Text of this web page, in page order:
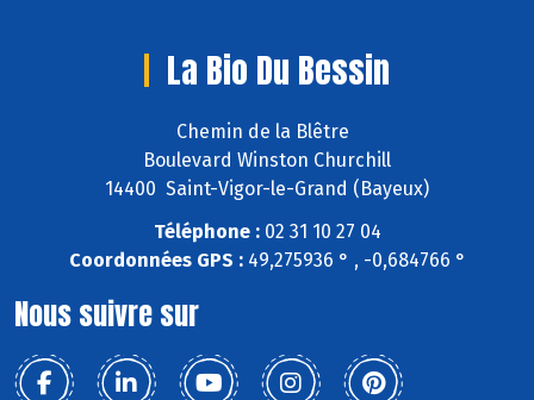
La Bio Du Bessin
Chemin de la Blêtre
Boulevard Winston Churchill
14400 Saint-Vigor-le-Grand (Bayeux)
Téléphone :02 31 10 27 04
Coordonnées GPS :49,275936 ° , -0,684766 °
Nous suivre sur